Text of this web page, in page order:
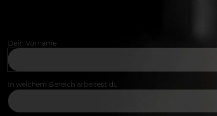
Dein Vorname
In welchem Bereich arbeitest du